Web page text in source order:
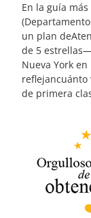
En la guía
un plan
de 5
Nueva York
de primera